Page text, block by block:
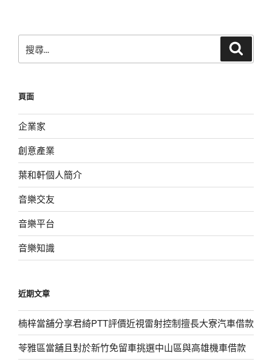
尋
字:
頁面
企業家
創意產業
葉和軒個人簡介
音樂交友
音樂平台
音樂知識
近期文章
楠梓當舖分享君綺PTT評價近視雷射控制擅長大寮汽車借款
苓雅區當舖且對於新竹免留車挑選中山區與高雄機車借款